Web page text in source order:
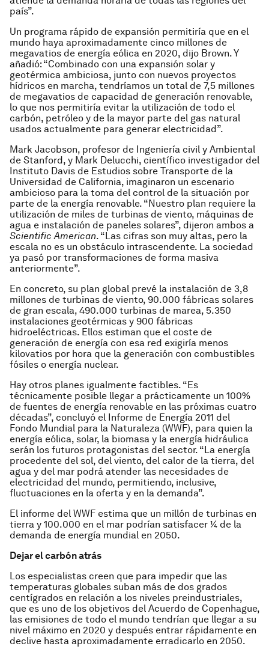
país”.
Un programa rápido de expansión permitiría que en el
mundo haya aproximadamente cinco millones de
megavatios de energía eólica en 2020, dijo Brown. Y
añadió: “Combinado con una expansión solar y
geotérmica ambiciosa, junto con nuevos proyectos
hídricos en marcha, tendríamos un total de 7,5 millones
de megavatios de capacidad de generación renovable,
lo que nos permitiría evitar la utilización de todo el
carbón, petróleo y de la mayor parte del gas natural
usados actualmente para generar electricidad”.
Mark Jacobson, profesor de Ingeniería civil y Ambiental
de Stanford, y Mark Delucchi, científico investigador del
Instituto Davis de Estudios sobre Transporte de la
Universidad de California, imaginaron un escenario
ambicioso para la toma del control de la situación por
parte de la energía renovable. “Nuestro plan requiere la
utilización de miles de turbinas de viento, máquinas de
agua e instalación de paneles solares”, dijeron ambos a
Scientific American. “Las cifras son muy altas, pero la
escala no es un obstáculo intrascendente. La sociedad
ya pasó por transformaciones de forma masiva
anteriormente”.
En concreto, su plan global prevé la instalación de 3,8
millones de turbinas de viento, 90.000 fábricas solares
de gran escala, 490.000 turbinas de marea, 5.350
instalaciones geotérmicas y 900 fábricas
hidroeléctricas. Ellos estiman que el coste de
generación de energía con esa red exigiría menos
kilovatios por hora que la generación con combustibles
fósiles o energía nuclear.
Hay otros planes igualmente factibles. “Es
técnicamente posible llegar a prácticamente un 100%
de fuentes de energía renovable en las próximas cuatro
décadas”, concluyó el Informe de Energía 2011 del
Fondo Mundial para la Naturaleza (WWF), para quien la
energía eólica, solar, la biomasa y la energía hidráulica
serán los futuros protagonistas del sector. “La energía
procedente del sol, del viento, del calor de la tierra, del
agua y del mar podrá atender las necesidades de
electricidad del mundo, permitiendo, inclusive,
fluctuaciones en la oferta y en la demanda”.
El informe del WWF estima que un millón de turbinas en
tierra y 100.000 en el mar podrían satisfacer ¼ de la
demanda de energía mundial en 2050.
Dejar el carbón atrás
Los especialistas creen que para impedir que las
temperaturas globales suban más de dos grados
centígrados en relación a los niveles preindustriales,
que es uno de los objetivos del Acuerdo de Copenhague,
las emisiones de todo el mundo tendrían que llegar a su
nivel máximo en 2020 y después entrar rápidamente en
declive hasta aproximadamente erradicarlo en 2050.